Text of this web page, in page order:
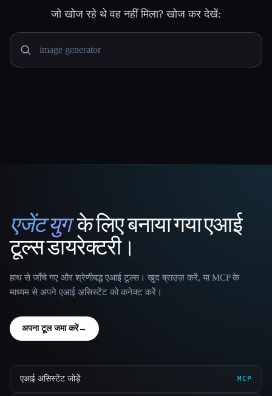
जो खोज रहे थे वह नहीं मिला? खोज कर देखें:
That AI Collection
एजेंट युगके लिए बनाया गया एआई
टूल्स डायरेक्टरी।
हाथ से जाँचे गए और श्रेणीबद्ध एआई टूल्स। खुद ब्राउज़ करें, या MCP के
माध्यम से अपने एआई असिस्टेंट को कनेक्ट करें।
अपना टूल जमा करें→
एआई असिस्टेंट जोड़ें MCP